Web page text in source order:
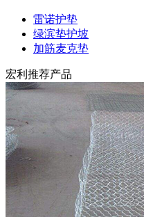
雷诺护垫
绿滨垫护坡
加筋麦克垫
宏利推荐产品